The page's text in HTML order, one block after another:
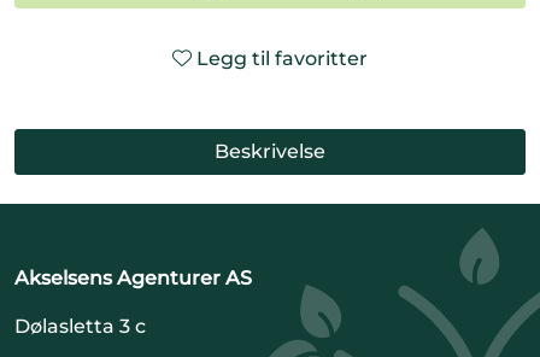
Legg til favoritter
Beskrivelse
Akselsens Agenturer AS
Dølasletta 3 c